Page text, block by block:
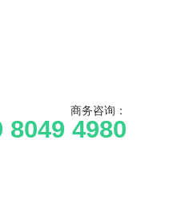
商务咨询：
8049 4980